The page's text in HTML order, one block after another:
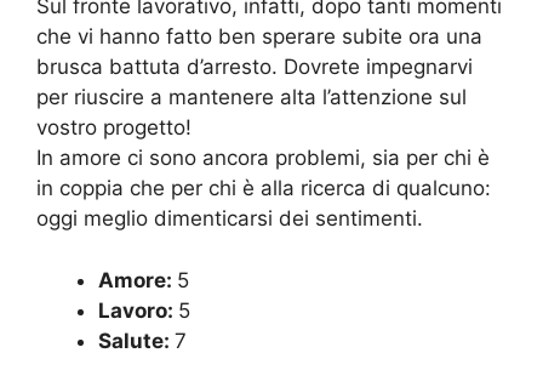
Sul fronte lavorativo, infatti, dopo tanti momenti
che vi hanno fatto ben sperare subite ora una
brusca battuta d’arresto. Dovrete impegnarvi
per riuscire a mantenere alta l’attenzione sul
vostro progetto!
In amore ci sono ancora problemi, sia per chi è
in coppia che per chi è alla ricerca di qualcuno:
oggi meglio dimenticarsi dei sentimenti.
Amore: 5
Lavoro: 5
Salute: 7